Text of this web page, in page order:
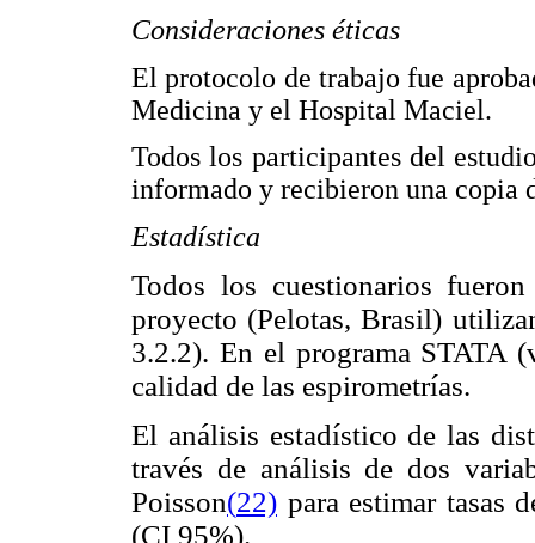
Consideraciones éticas
El protocolo de trabajo fue
Medicina y el Hospital Maciel.
Todos los participantes del
informado y recibieron una copia
Estadística
Todos los cuestionarios
proyecto (Pelotas, Brasil)
3.2.2). En el programa STATA
calidad de las espirometrías.
El análisis estadístico de las
través de análisis de dos
Poisson(22) para estimar tasas
(CI 95%).